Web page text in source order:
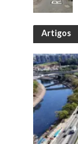
Artigos